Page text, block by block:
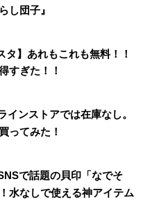
し団子』
タ】あれもこれも無料！！
すぎた！！
インストアでは在庫なし。
ってみた！
で話題の貝印「なでそ
水なしで使える神アイテム